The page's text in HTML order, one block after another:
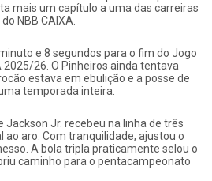
mais um capítulo a uma das carreiras
NBB CAIXA.
e 8 segundos para o fim do Jogo
2025/26. O Pinheiros ainda tentava
estava em ebulição e a posse de
temporada inteira.
Jackson Jr. recebeu na linha de três
aro. Com tranquilidade, ajustou o
A bola tripla praticamente selou o
caminho para o pentacampeonato